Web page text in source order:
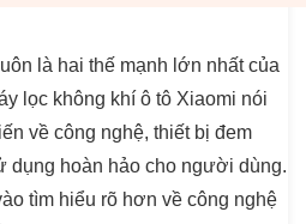
là hai thế mạnh lớn nhất của
lọc không khí ô tô Xiaomi nói
về công nghệ, thiết bị đem
dụng hoàn hảo cho người dùng.
tìm hiểu rõ hơn về công nghệ